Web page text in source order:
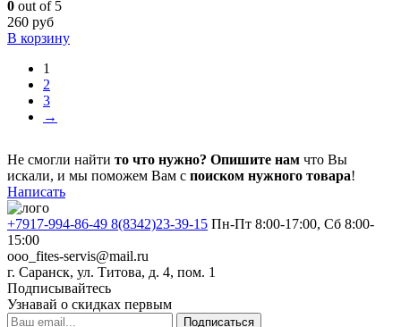
0 out of 5
260 руб
В корзину
1
2
3
→
Не смогли найти то что нужно? Опишите нам что Вы
искали, и мы поможем Вам с поиском нужного товара!
Написать
+7917-994-86-49 8(8342)23-39-15 Пн-Пт 8:00-17:00, Сб 8:00-
15:00
ooo_fites-servis@mail.ru
г. Саранск, ул. Титова, д. 4, пом. 1
Подписывайтесь
Узнавай о скидках первым
Подписаться